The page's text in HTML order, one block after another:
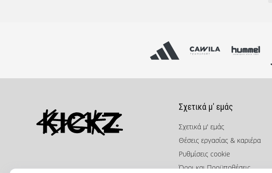
Σχετικά μ' εμάς
Σχετικά μ' εμάς
Θέσεις εργασίας & καριέρα
Ρυθμίσεις cookie
Όροι και Προϋποθέσεις